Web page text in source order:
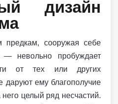
дизайн
предкам, сооружая себе
— невольно пробуждает
от тех или других
даруют ему благополучие
целый ряд несчастий.